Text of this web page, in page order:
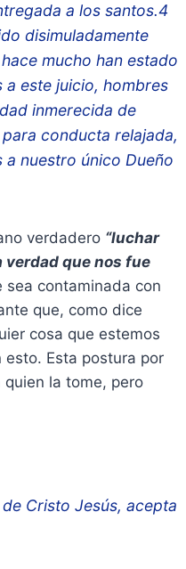
a los santos.4
disimuladamente
mucho han estado
a este juicio, hombres
inmerecida de
conducta relajada,
nuestro único Dueño
verdadero “luchar
que nos fue
contaminada con
que, como dice
cosa que estemos
Esta postura por
la tome, pero
Cristo Jesús, acepta